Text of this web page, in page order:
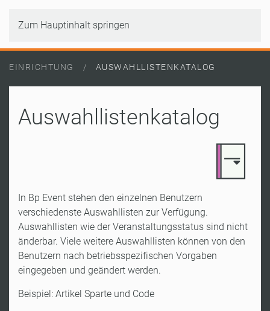
Zum Hauptinhalt springen
EINRICHTUNG AUSWAHLLISTENKATALOG
Auswahllistenkatalog
In Bp Event stehen den einzelnen Benutzern
verschiedenste Auswahllisten zur Verfügung.
Auswahllisten wie der Veranstaltungsstatus sind nicht
änderbar. Viele weitere Auswahllisten können von den
Benutzern nach betriebsspezifischen Vorgaben
eingegeben und geändert werden.
Beispiel: Artikel Sparte und Code